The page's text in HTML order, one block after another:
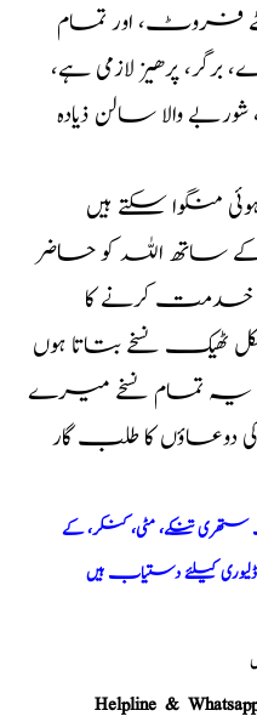
فروٹ، اور تمام
پرھیز لازمی ہے،
والا سالن ذیادہ
منگوا سکتے ہیں
ساتھ اللہ کو حاضر
خدمت کرنے کا
ٹھیک نسخے بتاتا ہوں
یہ تمام نسخے میرے
دوعاؤں کا طلب گار
تنکے، مٹی، کنکر، کے
کیلئے دستیاب ہیں
Helpline &